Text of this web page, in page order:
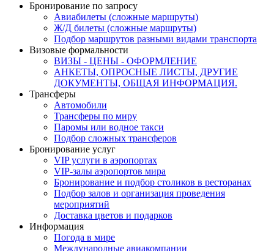
Бронирование по запросу
Авиабилеты (сложные маршруты)
Ж/Д билеты (сложные маршруты)
Подбор маршрутов разными видами транспорта
Визовые формальности
ВИЗЫ - ЦЕНЫ - ОФОРМЛЕНИЕ
АНКЕТЫ, ОПРОСНЫЕ ЛИСТЫ, ДРУГИЕ
ДОКУМЕНТЫ, ОБЩАЯ ИНФОРМАЦИЯ.
Трансферы
Автомобили
Трансферы по миру
Паромы или водное такси
Подбор сложных трансферов
Бронирование услуг
VIP услуги в аэропортах
VIP-залы аэропортов мира
Бронирование и подбор столиков в ресторанах
Подбор залов и организация проведения
мероприятий
Доставка цветов и подарков
Информация
Погода в мире
Международные авиакомпании